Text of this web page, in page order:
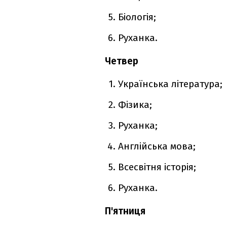
Біологія;
Руханка.
Четвер
Українська література;
Фізика;
Руханка;
Англійська мова;
Всесвітня історія;
Руханка.
П'ятниця